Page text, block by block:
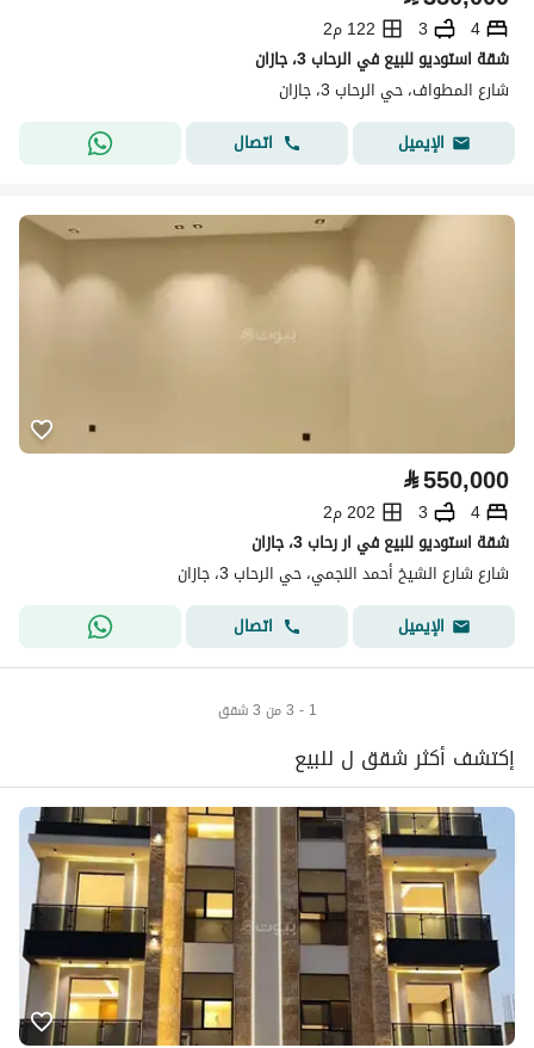
4
3
122 م2
شقة استوديو للبيع في الرحاب 3، جازان
شارع المطواف، حي الرحاب 3، جازان
الإيميل
اتصال
⃁550,000
4
3
202 م2
شقة استوديو للبيع في ار رحاب 3، جازان
شارع شارع الشيخ أحمد النجمي، حي الرحاب 3، جازان
الإيميل
اتصال
1 - 3 من 3 شقق
إكتشف أكثر شقق ل للبيع